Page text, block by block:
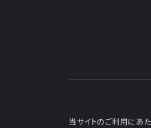
当サイトのご利用にあ